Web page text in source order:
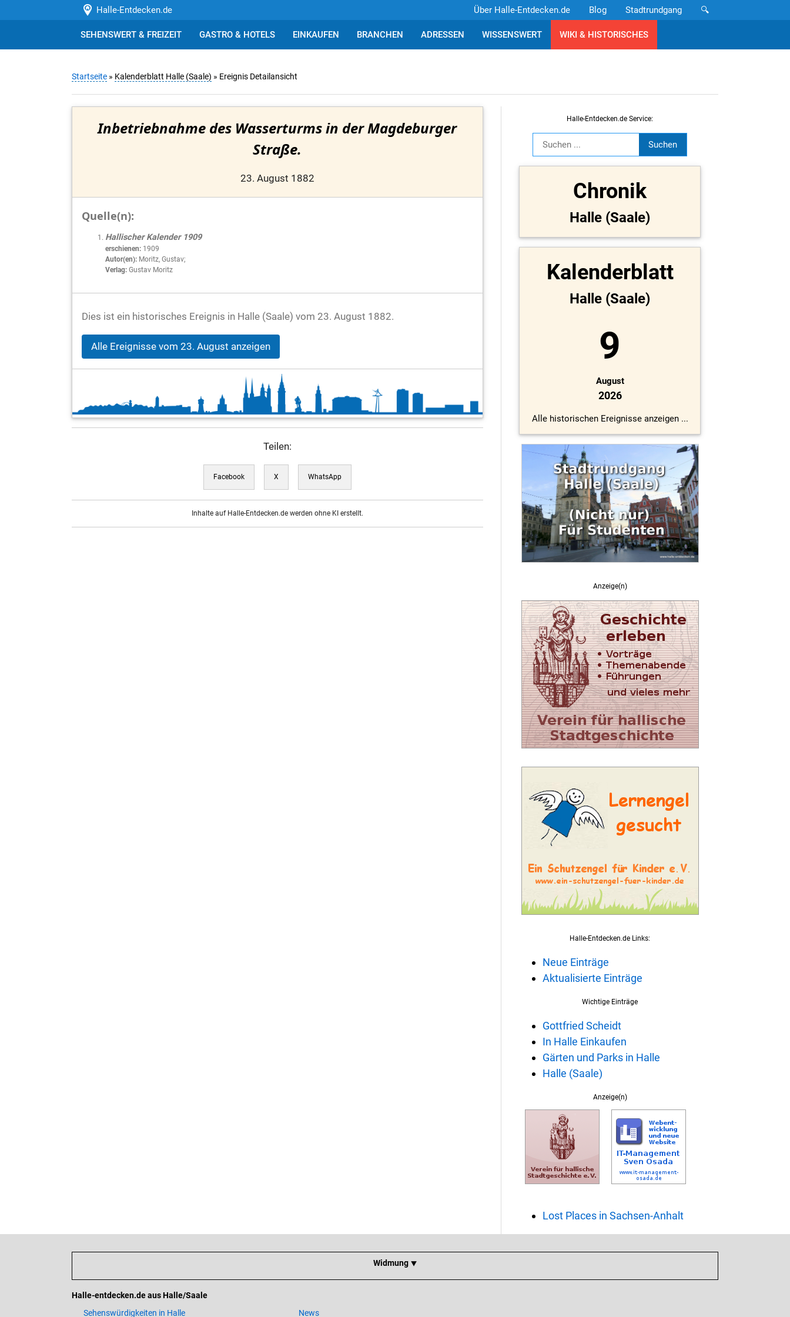
Halle-Entdecken.de 🔍
Stadtrundgang
Blog
Über Halle-Entdecken.de
SEHENSWERT & FREIZEIT GASTRO & HOTELS EINKAUFEN BRANCHEN ADRESSEN WISSENSWERT WIKI & HISTORISCHES
Startseite » Kalenderblatt Halle (Saale) » Ereignis Detailansicht
Inbetriebnahme des Wasserturms in der Magdeburger
Straße.
23. August 1882
Quelle(n):
Hallischer Kalender 1909
erschienen: 1909
Autor(en): Moritz, Gustav;
Verlag: Gustav Moritz
Dies ist ein historisches Ereignis in Halle (Saale) vom 23. August 1882.
Alle Ereignisse vom 23. August anzeigen
Teilen:
Facebook X WhatsApp
Inhalte auf Halle-Entdecken.de werden ohne KI erstellt.
Halle-Entdecken.de Service:
Chronik
Halle (Saale)
Kalenderblatt
Halle (Saale)
9
August
2026
Alle historischen Ereignisse anzeigen ...
Anzeige(n)
Halle-Entdecken.de Links:
Neue Einträge
Aktualisierte Einträge
Wichtige Einträge
Gottfried Scheidt
In Halle Einkaufen
Gärten und Parks in Halle
Halle (Saale)
Anzeige(n)
Lost Places in Sachsen-Anhalt
Widmung ⯆
Halle-entdecken.de aus Halle/Saale
Sehenswürdigkeiten in Halle
News